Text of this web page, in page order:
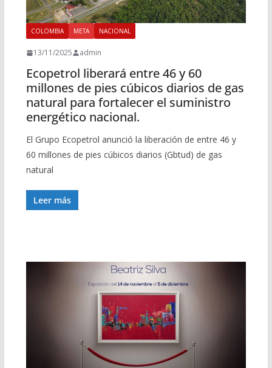
COLOMBIA META NACIONAL
13/11/2025 admin
Ecopetrol liberará entre 46 y 60
millones de pies cúbicos diarios de gas
natural para fortalecer el suministro
energético nacional.
El Grupo Ecopetrol anunció la liberación de entre 46 y
60 millones de pies cúbicos diarios (Gbtud) de gas
natural
Leer más